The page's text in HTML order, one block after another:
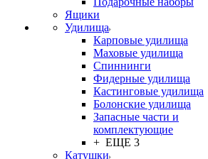
Ящики
Удилища
Карповые удилища
Маховые удилища
Спиннинги
Фидерные удилища
Кастинговые удилища
Болонские удилища
Запасные части и
комплектующие
+ ЕЩЕ 3
Катушки